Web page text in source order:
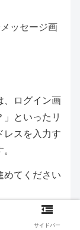
ッセージ画
、ログイン画
といったリ
レスを入力す
めてください
サイドバー